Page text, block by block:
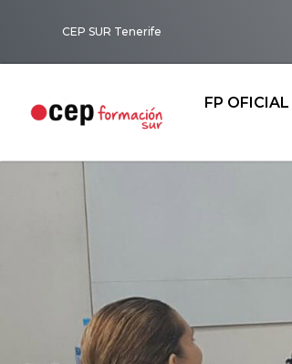
CEP SUR Tenerife
FP OFICIAL